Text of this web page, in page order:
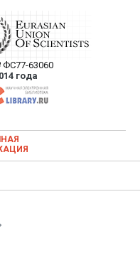
Ученых —
статей в
журнале
63060
года
научных статей в
журнале